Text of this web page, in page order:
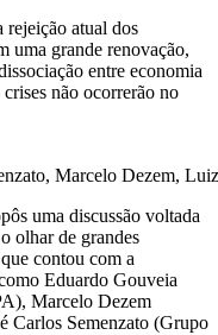
rejeição atual dos
uma grande renovação,
entre economia
não ocorrerão no
Marcelo Dezem,
uma discussão voltada
olhar de grandes
contou com a
Eduardo Gouveia
Marcelo Dezem
Carlos Semenzato (Grupo